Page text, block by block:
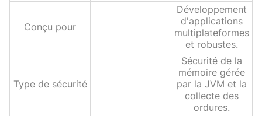
Conçu pour
Développement
d'applications
multiplateformes
et robustes.
Type de sécurité
Sécurité de la
mémoire gérée
par la JVM et la
collecte des
ordures.